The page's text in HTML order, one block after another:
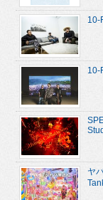
10-
10-
ヤ